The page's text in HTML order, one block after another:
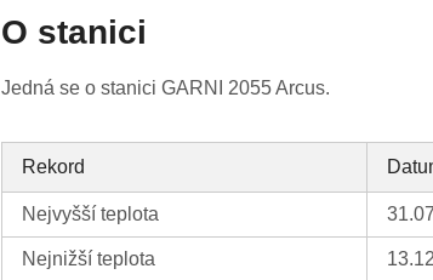
O stanici
Jedná se o stanici GARNI 2055 Arcus.
Rekord
Nejvyšší teplota
Nejnižší teplota